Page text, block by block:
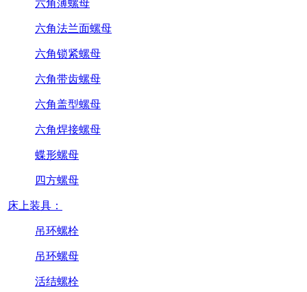
六角薄螺母
六角法兰面螺母
六角锁紧螺母
六角带齿螺母
六角盖型螺母
六角焊接螺母
蝶形螺母
四方螺母
床上装具：
吊环螺栓
吊环螺母
活结螺栓